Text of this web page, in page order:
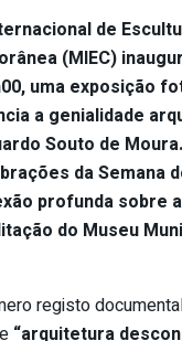
de
(MIEC)
uma exposição
a genialidade
Souto de
da Semana
profunda sobre
do Museu
registo
“arquitetura